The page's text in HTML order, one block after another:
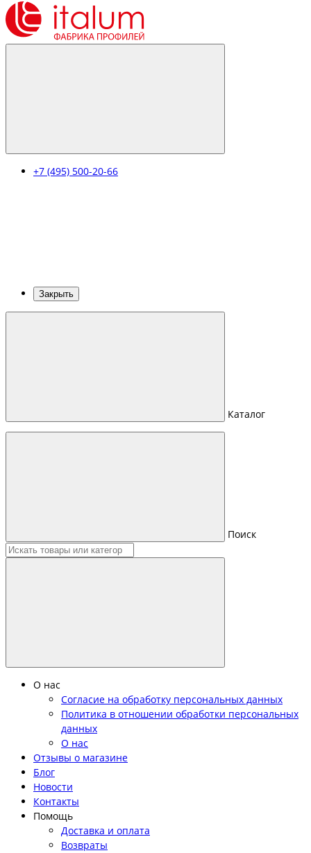
+7 (495) 500-20-66
Закрыть
Каталог
Поиск
О нас
Согласие на обработку персональных данных
Политика в отношении обработки персональных
данных
О нас
Отзывы о магазине
Блог
Новости
Контакты
Помощь
Доставка и оплата
Возвраты